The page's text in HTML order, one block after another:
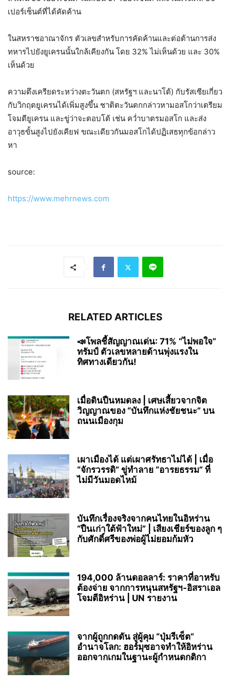
เปอร์เซ็นต์ที่ได้คัดค้าน
ในสหราชอาณาจักร ตัวเลขสำหรับการคัดค้านและต่อต้านการส่ง
ทหารไปยังยูเครนนั้นใกล้เคียงกัน โดย 32% ไม่เห็นด้วย และ 30%
เห็นด้วย
ความตึงเครียดระหว่างตะวันตก (สหรัฐฯ และนาโต้) กับรัสเซียเกี่ยว
กับวิกฤตยูเครนได้เพิ่มสูงขึ้น ชาติตะวันตกกล่าวหามอสโกว่าเตรียม
โจมตียูเครน และขู่ว่าจะตอบโต้ เช่น คว่ำบาตรมอสโก และส่ง
อาวุธขั้นสูงไปยังเคียฟ ขณะเดียวกันมอสโกได้ปฏิเสธทุกข้อกล่าว
หา
source:
https://www.mehrnews.com
RELATED ARTICLES
📣โพลชี้สัญญาณเด่น: 71% “ไม่พอใจ”
ทรัมป์ ตัวเลขหลายด้านพุ่งแรงใน
ทิศทางเดียวกัน!
เมื่อดินปืนหมดลง | เศษเสี้ยวจากจิต
วิญญาณของ “บันทึกแห่งชัยชนะ” บน
ถนนเมืองกุม
เผาเมืองได้ แต่เผาศรัทธาไม่ได้ | เมื่อ
“จักรวรรดิ” ขู่ทำลาย “อารยธรรม” ที่
ไม่มีวันมอดไหม้
บันทึกเรื่องจริงจากคนไทยในอิหร่าน
“ปืนเก่าใต้ฟ้าใหม่” | เสียงเชียร์ของลูก ๆ
กับศักดิ์ศรีของพ่อผู้ไม่ยอมก้มหัว
194,000 ล้านดอลลาร์: ราคาที่อาหรับ
ต้องจ่าย จากการหนุนสหรัฐฯ‑อิสราเอล
โจมตีอิหร่าน | UN รายงาน
จากผู้ถูกกดดัน สู่ผู้คุม “ปุ่มรีเซ็ต”
อำนาจโลก: ฮอร์มุซอาจทำให้อิหร่าน
ออกจากเกมในฐานะผู้กำหนดกติกา